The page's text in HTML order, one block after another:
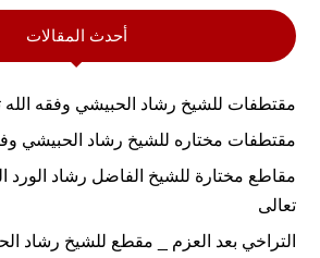
أحدث المقالات
مقتطفات للشيخ رشاد الحبيشي وفقه الله
مقتطفات مختاره للشيخ رشاد الحبيشي
مقاطع مختارة للشيخ الفاضل رشاد الورد
تعالى
التراخي بعد العزم _ مقطع للشيخ رشاد